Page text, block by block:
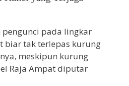
pengunci pada lingkar
biar tak terlepas kurung
meskipun kurung
Raja Ampat diputar